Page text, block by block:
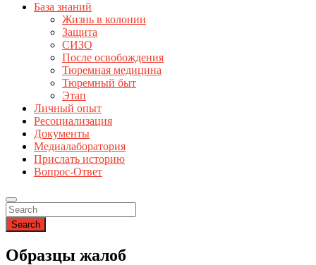
База знаний
Жизнь в колонии
Защита
СИЗО
После освобождения
Тюремная медицина
Тюремный быт
Этап
Личный опыт
Ресоциализация
Документы
Медиалаборатория
Прислать историю
Вопрос-Ответ
Search
Образцы жалоб